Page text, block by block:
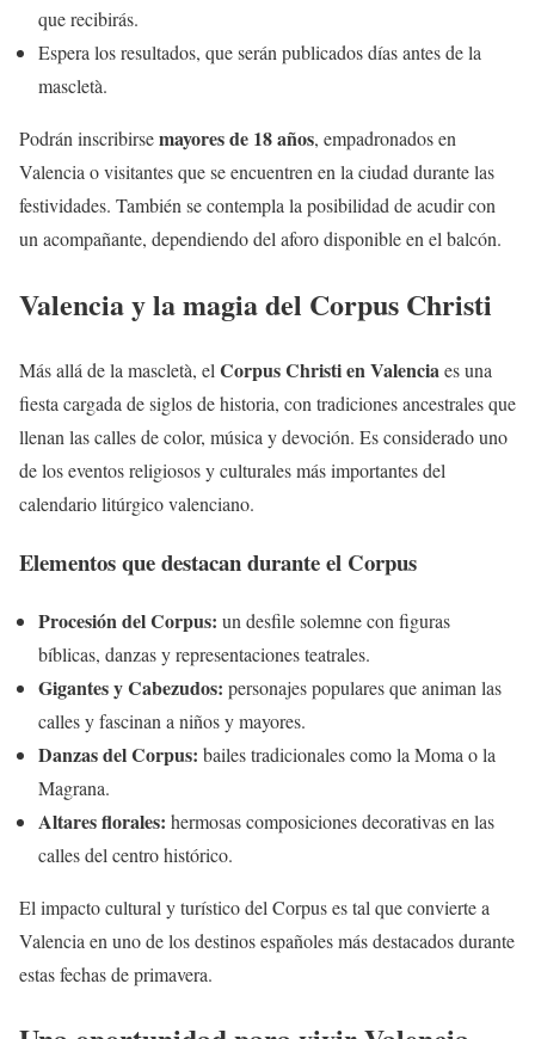
que recibirás.
Espera los resultados, que serán publicados días antes de la
mascletà.
Podrán inscribirsemayores de 18 años, empadronados en
Valencia o visitantes que se encuentren en la ciudad durante las
festividades. También se contempla la posibilidad de acudir con
un acompañante, dependiendo del aforo disponible en el balcón.
Valencia y la magia del Corpus Christi
Más allá de la mascletà, el Corpus Christi en Valenciaes una
fiesta cargada de siglos de historia, con tradiciones ancestrales que
llenan las calles de color, música y devoción. Es considerado uno
de los eventos religiosos y culturales más importantes del
calendario litúrgico valenciano.
Elementos que destacan durante el Corpus
Procesión del Corpus: un desfile solemne con figuras
bíblicas, danzas y representaciones teatrales.
Gigantes y Cabezudos: personajes populares que animan las
calles y fascinan a niños y mayores.
Danzas del Corpus: bailes tradicionales como la Moma o la
Magrana.
Altares florales: hermosas composiciones decorativas en las
calles del centro histórico.
El impacto cultural y turístico del Corpus es tal que convierte a
Valencia en uno de los destinos españoles más destacados durante
estas fechas de primavera.